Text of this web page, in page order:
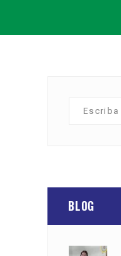
BLOG